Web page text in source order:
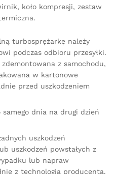
koło kompresji, zestaw
turbosprężarkę należy
podczas odbioru przesyłki.
z samochodu,
w kartonowe
przed uszkodzeniem
samego dnia na drugi dzień
uszkodzeń
uszkodzeń powstałych z
lub napraw
z technologią producenta.